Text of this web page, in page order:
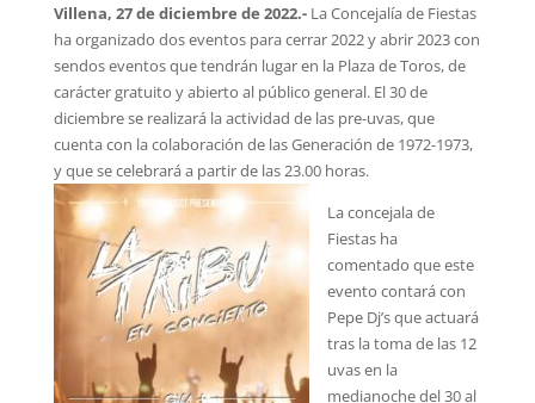
Villena, 27 de diciembre de 2022.- La Concejalía de Fiestas
ha organizado dos eventos para cerrar 2022 y abrir 2023 con
sendos eventos que tendrán lugar en la Plaza de Toros, de
carácter gratuito y abierto al público general. El 30 de
diciembre se realizará la actividad de las pre-uvas, que
cuenta con la colaboración de las Generación de 1972-1973,
y que se celebrará a partir de las 23.00 horas.
La concejala de
Fiestas ha
comentado que este
evento contará con
Pepe Dj’s que actuará
tras la toma de las 12
uvas en la
medianoche del 30 al